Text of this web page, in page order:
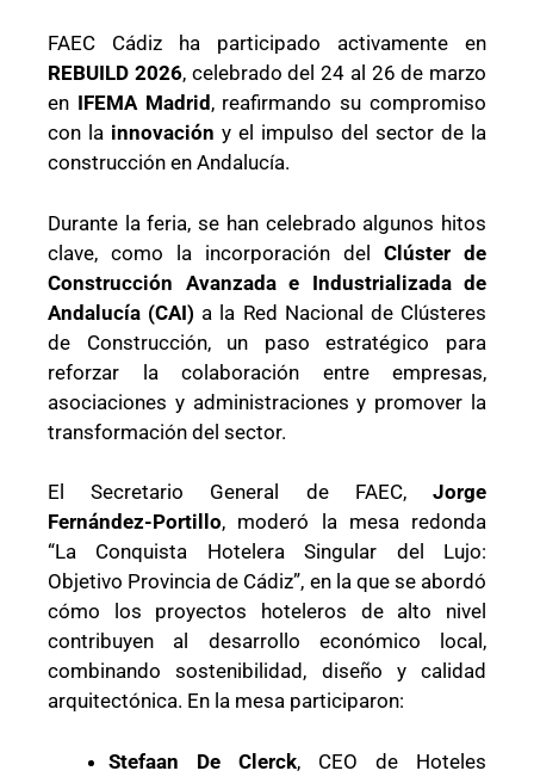
FAEC Cádiz ha participado activamente en
REBUILD 2026, celebrado del 24 al 26 de marzo
en IFEMA Madrid , reafirmando su compromiso
con la innovación y el impulso del sector de la
construcción en Andalucía.
Durante la feria, se han celebrado algunos hitos
clave, como la incorporación del Clúster de
Construcción Avanzada e Industrializada de
Andalucía (CAI) a la Red Nacional de Clústeres
de Construcción, un paso estratégico para
reforzar la colaboración entre empresas,
asociaciones y administraciones y promover la
transformación del sector.
El Secretario General de FAEC, Jorge
Fernández-Portillo, moderó la mesa redonda
“La Conquista Hotelera Singular del Lujo:
Objetivo Provincia de Cádiz”, en la que se abordó
cómo los proyectos hoteleros de alto nivel
contribuyen al desarrollo económico local,
combinando sostenibilidad, diseño y calidad
arquitectónica. En la mesa participaron:
Stefaan De Clerck, CEO de Hoteles